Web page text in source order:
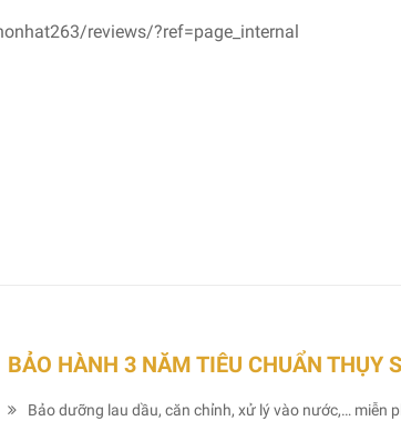
reviews/?ref=page_internal
BẢO HÀNH 3 NĂM TIÊU CHUẨN THỤY
Bảo dưỡng lau dầu, căn chỉnh, xử lý vào nước,… miễn